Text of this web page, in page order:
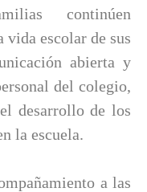
continúen
escolar de sus
abierta y
del colegio,
desarrollo de los
la escuela.
a las